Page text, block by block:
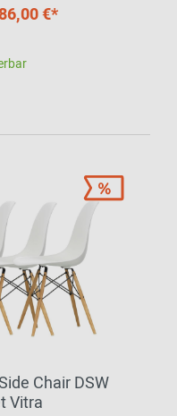
€*
Chair DSW
Vitra